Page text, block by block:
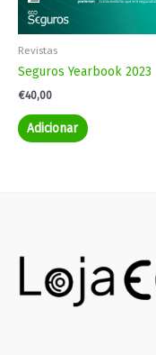
Revistas
Seguros Yearbook 2023
€40,00
Adicionar